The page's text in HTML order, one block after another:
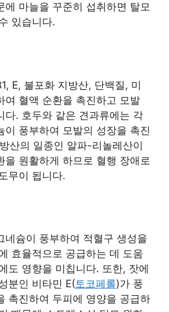
에 마늘을 꾸준히 섭취하면 탈모
있습니다.
E, 불포화 지방산, 단백질, 미
여 혈액 순환을 촉진하고 모발
다. 호두와 같은 견과류에는 각
이 풍부하여 모발의 성장을 촉진
산의 일종인 알파-리놀레산이
을 원활하게 하므로 혈행 장애로
무이 됩니다.
네슘이 풍부하여 적혈구 생성을
효율적으로 공급하는 데 도움
도 영향을 미칩니다. 또한, 잣에
분인 비타민 E(토코페롤)가 풍
촉진하여 두피에 영양을 공급하